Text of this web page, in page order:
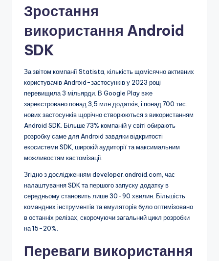
Зростання
використання Android
SDK
За звітом компанії Statista, кількість щомісячно активних
користувачів Android-застосунків у 2023 році
перевищила 3 мільярди. В Google Play вже
зареєстровано понад 3,5 млн додатків, і понад 700 тис.
нових застосунків щорічно створюються з використанням
Android SDK. Більше 73% компаній у світі обирають
розробку саме для Android завдяки відкритості
екосистеми SDK, широкій аудиторії та максимальним
можливостям кастомізації.
Згідно з дослідженням developer.android.com, час
налаштування SDK та першого запуску додатку в
середньому становить лише 30-90 хвилин. Більшість
командних інструментів та емуляторів було оптимізовано
в останніх релізах, скорочуючи загальний цикл розробки
на 15-20%.
Переваги використання